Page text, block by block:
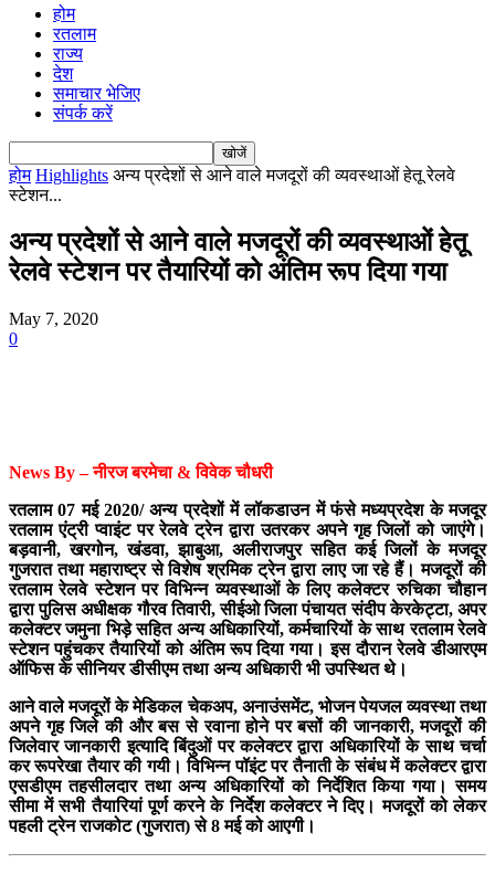
होम
रतलाम
राज्य
देश
समाचार भेजिए
संपर्क करें
होम Highlights अन्य प्रदेशों से आने वाले मजदूरों की व्यवस्थाओं हेतू रेलवे
स्टेशन...
अन्य प्रदेशों से आने वाले मजदूरों की व्यवस्थाओं हेतू
रेलवे स्टेशन पर तैयारियों को अंतिम रूप दिया गया
May 7, 2020
0
News By – नीरज बरमेचा & विवेक चौधरी
रतलाम 07 मई 2020/ अन्य प्रदेशों में लॉकडाउन में फंसे मध्यप्रदेश के मजदूर
रतलाम एंट्री प्वाइंट पर रेलवे ट्रेन द्वारा उतरकर अपने गृह जिलों को जाएंगे।
बड़वानी, खरगोन, खंडवा, झाबुआ, अलीराजपुर सहित कई जिलों के मजदूर
गुजरात तथा महाराष्ट्र से विशेष श्रमिक ट्रेन द्वारा लाए जा रहे हैं। मजदूरों की
रतलाम रेलवे स्टेशन पर विभिन्न व्यवस्थाओं के लिए कलेक्टर रुचिका चौहान
द्वारा पुलिस अधीक्षक गौरव तिवारी, सीईओ जिला पंचायत संदीप केरकेट्टा, अपर
कलेक्टर जमुना भिड़े सहित अन्य अधिकारियों, कर्मचारियों के साथ रतलाम रेलवे
स्टेशन पहुंचकर तैयारियों को अंतिम रूप दिया गया। इस दौरान रेलवे डीआरएम
ऑफिस के सीनियर डीसीएम तथा अन्य अधिकारी भी उपस्थित थे।
आने वाले मजदूरों के मेडिकल चेकअप, अनाउंसमेंट, भोजन पेयजल व्यवस्था तथा
अपने गृह जिले की और बस से रवाना होने पर बसों की जानकारी, मजदूरों की
जिलेवार जानकारी इत्यादि बिंदुओं पर कलेक्टर द्वारा अधिकारियों के साथ चर्चा
कर रूपरेखा तैयार की गयी। विभिन्न पॉइंट पर तैनाती के संबंध में कलेक्टर द्वारा
एसडीएम तहसीलदार तथा अन्य अधिकारियों को निर्देशित किया गया। समय
सीमा में सभी तैयारियां पूर्ण करने के निर्देश कलेक्टर ने दिए। मजदूरों को लेकर
पहली ट्रेन राजकोट (गुजरात) से 8 मई को आएगी।